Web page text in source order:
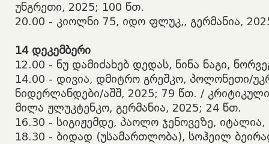
უნგრეთი, 2025; 100 წთ.
​20.00 - კიოლნი 75, იდო ფლუკ,, გერმანია,
14 დეკემბერი
​12.00 - ნუ დამიძახებ დედას, ნინა ნაგი,
14.00 - დივია, დმიტრო გრეშკო, პოლონეთი/
ნიდერლანდები/აშშ, 2025; 79 წთ. /
მილა ჟლუკტენკო, გერმანია, 2025; 24 წთ.
​16.30 - სიგიჟემდე, პაოლო ჯენოვეზე,
​18.30 - ბიდად (უსამართლობა), სოჰეილ